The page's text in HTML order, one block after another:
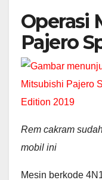
Operasi
Pajero
Rem cakram
mobil ini
Mesin berkode